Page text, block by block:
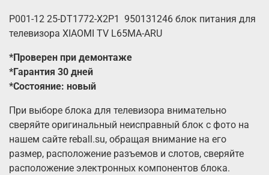
P001-12 25-DT1772-X2P1 950131246 блок питания для
телевизора XIAOMI TV L65MA-ARU
*Проверен при демонтаже
*Гарантия 30 дней
*Состояние: новый
При выборе блока для телевизора внимательно
сверяйте оригинальный неисправный блок с фото на
нашем сайте reball.su, обращая внимание на его
размер, расположение разъемов и слотов, сверяйте
расположение электронных компонентов блока.